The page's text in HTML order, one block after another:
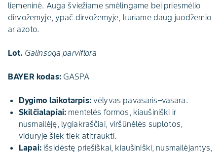
liemeninė. Auga šviežiame smėlingame bei priesmėlio
dirvožemyje, ypač dirvožemyje, kuriame daug juodžemio
ar azoto.
Lot. Galinsoga parviflora
BAYER kodas:GASPA
Dygimo laikotarpis:vėlyvas pavasaris–vasara.
Skilčialapiai: mentelės formos, kiaušiniški ir
nusmailėję, lygiakraščiai, viršūnėlės suplotos,
viduryje šiek tiek atitraukti.
Lapai: išsidėstę priešiškai, kiaušiniški, nusmailėjantys,